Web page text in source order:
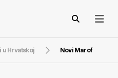
u Hrvatskoj Novi Marof